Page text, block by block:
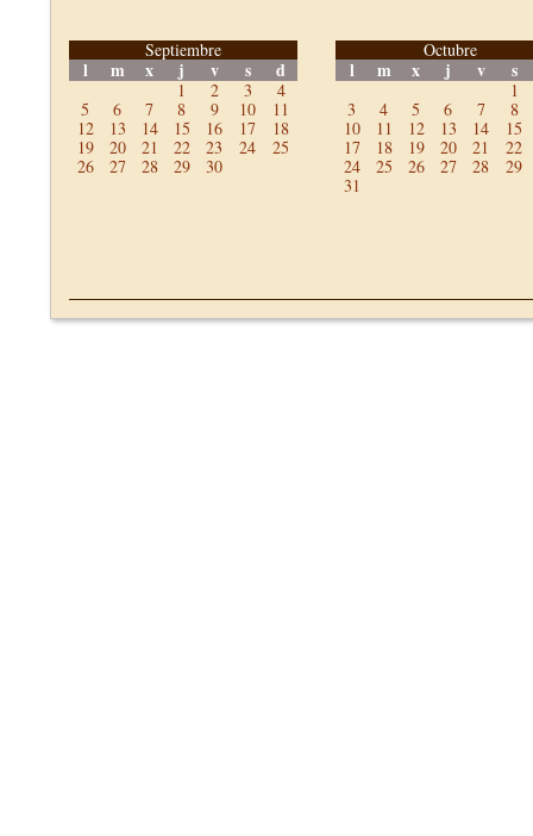
Septiembre
l m x j v s d
1 2 3
4
5
6 7 8 9 10
11
12
13 14 15 16 17
18
19
20 21 22 23 24
25
26
27 28 29 30
Octubre
l m x j v s
1
3
4 5 6 7
8
10
11 12 13 14
15
17
18 19 20 21
22
24
25 26 27 28
29
31